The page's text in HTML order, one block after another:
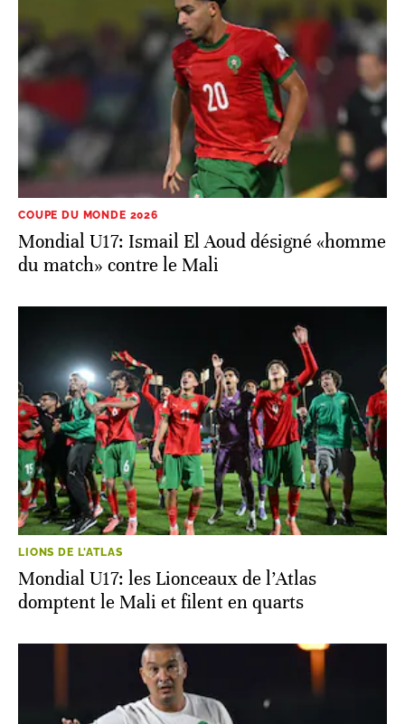
COUPE DU MONDE 2026
Mondial U17: Ismail El Aoud désigné «homme
du match» contre le Mali
LIONS DE L'ATLAS
Mondial U17: les Lionceaux de l’Atlas
domptent le Mali et filent en quarts